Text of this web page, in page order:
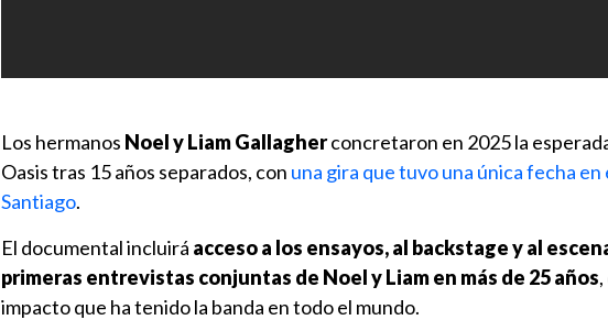
Los hermanos Noel y Liam Gallagherconcretaron en 2025 la
Oasis tras 15 años separados, con una gira que tuvo una única fecha
Santiago.
El documental incluirá acceso a los ensayos, al backstage y al
primeras entrevistas conjuntas de Noel y Liam en más de 25 años
impacto que ha tenido la banda en todo el mundo.